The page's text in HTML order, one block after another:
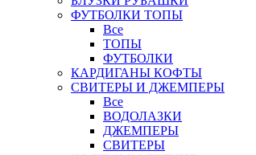
ФУТБОЛКИ ТОПЫ
Все
ТОПЫ
ФУТБОЛКИ
КАРДИГАНЫ КОФТЫ
СВИТЕРЫ И ДЖЕМПЕРЫ
Все
ВОДОЛАЗКИ
ДЖЕМПЕРЫ
СВИТЕРЫ